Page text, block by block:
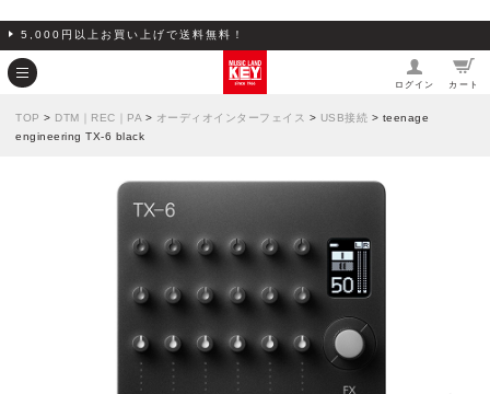
5,000円以上お買い上げで送料無料！
ログイン カート
TOP > DTM｜REC｜PA > オーディオインターフェイス > USB接続 > teenage
engineering TX-6 black